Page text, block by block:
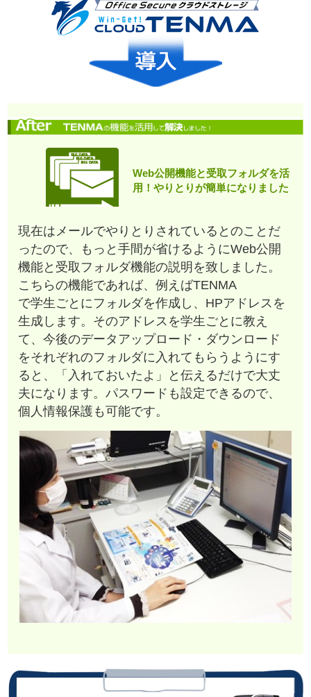
Web公開機能と受取フォルダを活
用！やりとりが簡単になりました
現在はメールでやりとりされているとのことだ
ったので、もっと手間が省けるようにWeb公開
機能と受取フォルダ機能の説明を致しました。
こちらの機能であれば、例えばTENMA
で学生ごとにフォルダを作成し、HPアドレスを
生成します。そのアドレスを学生ごとに教え
て、今後のデータアップロード・ダウンロード
をそれぞれのフォルダに入れてもらうようにす
ると、「入れておいたよ」と伝えるだけで大丈
夫になります。パスワードも設定できるので、
個人情報保護も可能です。